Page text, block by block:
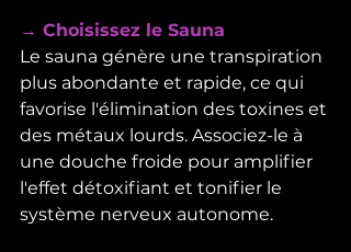
→ Choisissez le Sauna
Le sauna génère une transpiration
plus abondante et rapide, ce qui
favorise l'élimination des toxines et
des métaux lourds. Associez-le à
une douche froide pour amplifier
l'effet détoxifiant et tonifier le
système nerveux autonome.